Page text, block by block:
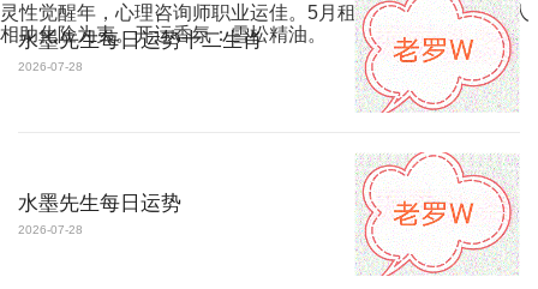
灵性觉醒年，心理咨询师职业运佳。5月租房合同藏陷阱，贵人
相助化险为夷。开运香氛：雪松精油。
水墨先生每日运势十二生肖
2026-07-28
水墨先生每日运势
2026-07-28